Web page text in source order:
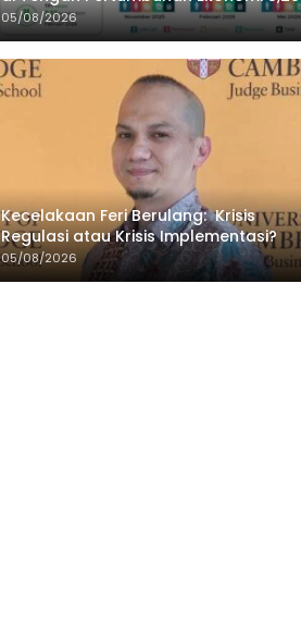
Persen
05/08/2026
Kecelakaan Feri Berulang: Krisis
Regulasi atau Krisis Implementasi?
05/08/2026